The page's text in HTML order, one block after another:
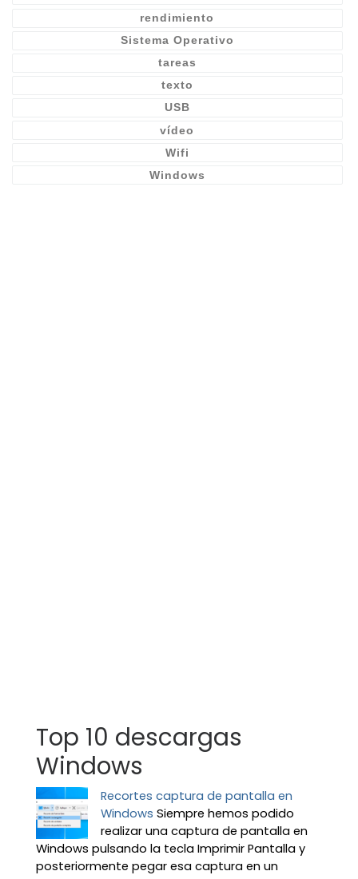
rendimiento
Sistema Operativo
tareas
texto
USB
vídeo
Wifi
Windows
Top 10 descargas
Windows
Recortes captura de pantalla en
Windows Siempre hemos podido
realizar una captura de pantalla en
Windows pulsando la tecla Imprimir Pantalla y
posteriormente pegar esa captura en un